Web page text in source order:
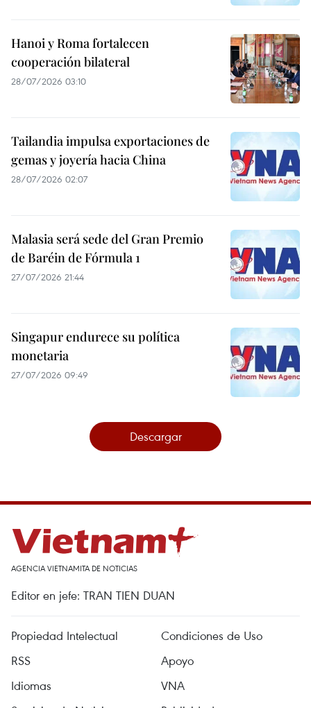
Hanoi y Roma fortalecen
cooperación bilateral
28/07/2026 03:10
Tailandia impulsa exportaciones de
gemas y joyería hacia China
28/07/2026 02:07
Malasia será sede del Gran Premio
de Baréin de Fórmula 1
27/07/2026 21:44
Singapur endurece su política
monetaria
27/07/2026 09:49
Descargar
AGENCIA VIETNAMITA DE NOTICIAS
Editor en jefe: TRAN TIEN DUAN
Propiedad Intelectual
Condiciones de Uso
RSS
Apoyo
Idiomas
VNA